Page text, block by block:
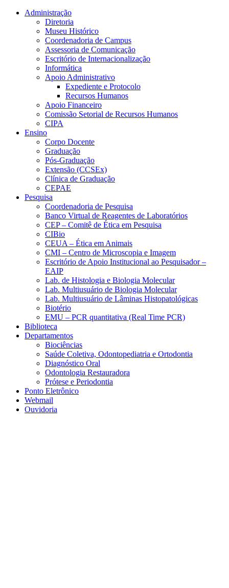
Conteúdo principal Menu principal
Administração
Diretoria
Museu Histórico
Coordenadoria de Campus
Assessoria de Comunicação
Escritório de Internacionalização
Informática
Apoio Administrativo
Expediente e Protocolo
Recursos Humanos
Apoio Financeiro
Comissão Setorial de Recursos Humanos
CIPA
Ensino
Corpo Docente
Graduação
Pós-Graduação
Extensão (CCSEx)
Clínica de Graduação
CEPAE
Pesquisa
Coordenadoria de Pesquisa
Banco Virtual de Reagentes de Laboratórios
CEP – Comitê de Ética em Pesquisa
CIBio
CEUA – Ética em Animais
CMI – Centro de Microscopia e Imagem
Escritório de Apoio Institucional ao Pesquisador –
EAIP
Lab. de Histologia e Biologia Molecular
Lab. Multiusuário de Biologia Molecular
Lab. Multiusuário de Lâminas Histopatológicas
Biotério
EMU – PCR quantitativa (Real Time PCR)
Biblioteca
Departamentos
Biociências
Saúde Coletiva, Odontopediatria e Ortodontia
Diagnóstico Oral
Odontologia Restauradora
Prótese e Periodontia
Ponto Eletrônico
Webmail
Ouvidoria